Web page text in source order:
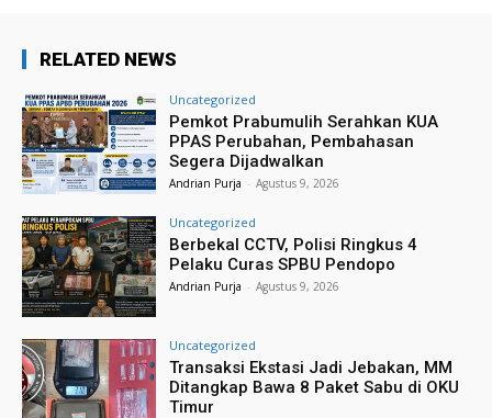
RELATED NEWS
Uncategorized
Pemkot Prabumulih Serahkan KUA
PPAS Perubahan, Pembahasan
Segera Dijadwalkan
Andrian Purja - Agustus 9, 2026
Uncategorized
Berbekal CCTV, Polisi Ringkus 4
Pelaku Curas SPBU Pendopo
Andrian Purja - Agustus 9, 2026
Uncategorized
Transaksi Ekstasi Jadi Jebakan, MM
Ditangkap Bawa 8 Paket Sabu di OKU
Timur